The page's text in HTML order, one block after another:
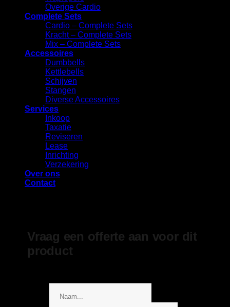
Overige Cardio
Complete Sets
Cardio – Complete Sets
⁠Kracht – Complete Sets
Mix – Complete Sets
Accessoires
⁠Dumbbells
Kettlebells
⁠Schijven
Stangen
Diverse Accessoires
Services
Inkoop
Taxatie
Reviseren
Lease
Inrichting
Verzekering
Over ons
Contact
Vraag een offerte aan voor dit
product
Bericht
Telefoonnummer